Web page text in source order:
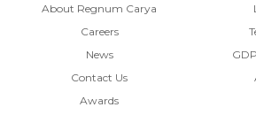
About Regnum Carya
Careers
News
Contact Us
Awards